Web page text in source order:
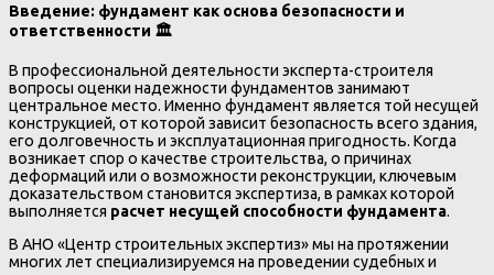
Введение: фундамент как основа безопасности и
ответственности 🏛️
В профессиональной деятельности эксперта-строителя
вопросы оценки надежности фундаментов занимают
центральное место. Именно фундамент является той несущей
конструкцией, от которой зависит безопасность всего здания,
его долговечность и эксплуатационная пригодность. Когда
возникает спор о качестве строительства, о причинах
деформаций или о возможности реконструкции, ключевым
доказательством становится экспертиза, в рамках которой
выполняется расчет несущей способности фундамента.
В АНО «Центр строительных экспертиз» мы на протяжении
многих лет специализируемся на проведении судебных и